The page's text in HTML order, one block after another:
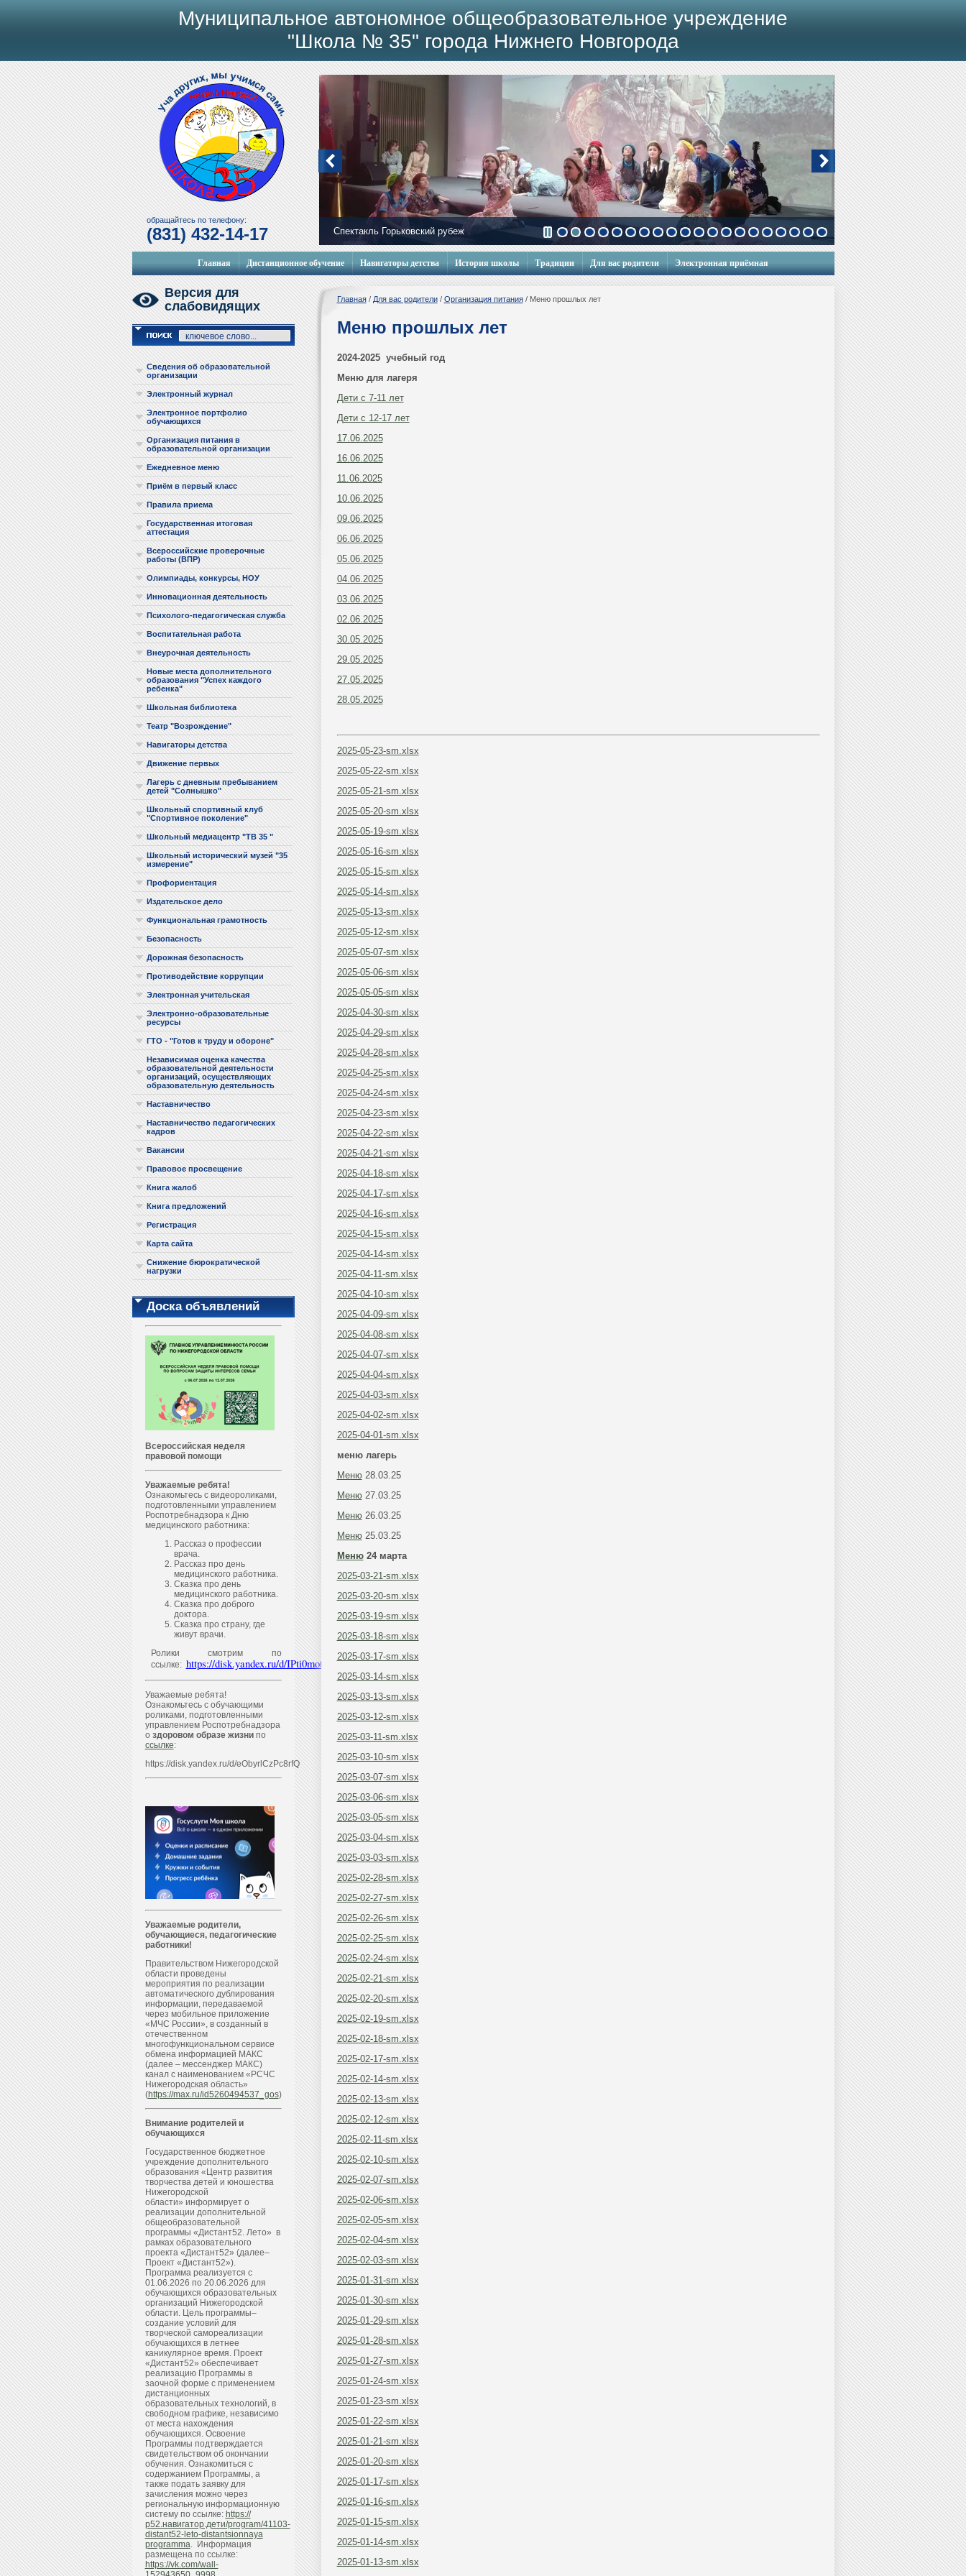
Мобильный городок
обращайтесь по телефону:
(831) 432-14-17
Муниципальное автономное общеобразовательное учреждение
"Школа № 35" города Нижнего Новгорода
Главная Дистанционное обучение Навигаторы детства История школы Традиции Для вас родители Электронная приёмная
Версия для
слабовидящих
Сведения об образовательной
организации
Электронный журнал
Электронное портфолио
обучающихся
Организация питания в
образовательной организации
Ежедневное меню
Приём в первый класс
Правила приема
Государственная итоговая
аттестация
Всероссийские проверочные
работы (ВПР)
Олимпиады, конкурсы, НОУ
Инновационная деятельность
Психолого-педагогическая служба
Воспитательная работа
Внеурочная деятельность
Новые места дополнительного
образования "Успех каждого
ребенка"
Школьная библиотека
Театр "Возрождение"
Навигаторы детства
Движение первых
Лагерь с дневным пребыванием
детей "Солнышко"
Школьный спортивный клуб
"Спортивное поколение"
Школьный медиацентр "ТВ 35 "
Школьный исторический музей "35
измерение"
Профориентация
Издательское дело
Функциональная грамотность
Безопасность
Дорожная безопасность
Противодействие коррупции
Электронная учительская
Электронно-образовательные
ресурсы
ГТО - "Готов к труду и обороне"
Независимая оценка качества
образовательной деятельности
организаций, осуществляющих
образовательную деятельность
Наставничество
Наставничество педагогических
кадров
Вакансии
Правовое просвещение
Книга жалоб
Книга предложений
Регистрация
Карта сайта
Снижение бюрократической
нагрузки
Доска объявлений
Всероссийская неделя
правовой помощи
Уважаемые ребята!
Ознакомьтесь с видеороликами,
подготовленными управлением
Роспотребнадзора к Дню
медицинского работника:
Рассказ о профессии
врача.
Рассказ про день
медицинского работника.
Сказка про день
медицинского работника.
Сказка про доброго
доктора.
Сказка про страну, где
живут врачи.
Ролики смотрим по
ссылке: https://disk.yandex.ru/d/IPti0motQ4QhYQ
Уважаемые ребята!
Ознакомьтесь с обучающими
роликами, подготовленными
управлением Роспотребнадзора
о здоровом образе жизнипо
ссылке:
https://disk.yandex.ru/d/eObyrlCzPc8rfQ
Уважаемые родители,
обучающиеся, педагогические
работники!
Правительством Нижегородской
области проведены
мероприятия по реализации
автоматического дублирования
информации, передаваемой
через мобильное приложение
«МЧС России», в созданный в
отечественном
многофункциональном сервисе
обмена информацией МАКС
(далее – мессенджер МАКС)
канал с наименованием «РСЧС
Нижегородская область»
(https://max.ru/id5260494537_gos)
Внимание родителей и
обучающихся
Государственное бюджетное
учреждение дополнительного
образования «Центр развития
творчества детей и юношества
Нижегородской
области» информирует о
реализации дополнительной
общеобразовательной
программы «Дистант52. Лето» в
рамках образовательного
проекта «Дистант52» (далее–
Проект «Дистант52»).
Программа реализуется с
01.06.2026 по 20.06.2026 для
обучающихся образовательных
организаций Нижегородской
области. Цель программы–
создание условий для
творческой самореализации
обучающихся в летнее
каникулярное время. Проект
«Дистант52» обеспечивает
реализацию Программы в
заочной форме с применением
дистанционных
образовательных технологий, в
свободном графике, независимо
от места нахождения
обучающихся. Освоение
Программы подтверждается
свидетельством об окончании
обучения. Ознакомиться с
содержанием Программы, а
также подать заявку для
зачисления можно через
региональную информационную
систему по ссылке: https://
р52.навигатор.дети/program/41103-
distant52-leto-distantsionnaya
programma. Информация
размещена по ссылке:
https://vk.com/wall-
Главная/ Для вас родители/ Организация питания/ Меню прошлых лет
Меню прошлых лет
2024-2025 учебный год
Меню для лагеря
Дети с 7-11 лет
Дети с 12-17 лет
17.06.2025
16.06.2025
11.06.2025
10.06.2025
09.06.2025
06.06.2025
05.06.2025
04.06.2025
03.06.2025
02.06.2025
30.05.2025
29.05.2025
27.05.2025
28.05.2025
2025-05-23-sm.xlsx
2025-05-22-sm.xlsx
2025-05-21-sm.xlsx
2025-05-20-sm.xlsx
2025-05-19-sm.xlsx
2025-05-16-sm.xlsx
2025-05-15-sm.xlsx
2025-05-14-sm.xlsx
2025-05-13-sm.xlsx
2025-05-12-sm.xlsx
2025-05-07-sm.xlsx
2025-05-06-sm.xlsx
2025-05-05-sm.xlsx
2025-04-30-sm.xlsx
2025-04-29-sm.xlsx
2025-04-28-sm.xlsx
2025-04-25-sm.xlsx
2025-04-24-sm.xlsx
2025-04-23-sm.xlsx
2025-04-22-sm.xlsx
2025-04-21-sm.xlsx
2025-04-18-sm.xlsx
2025-04-17-sm.xlsx
2025-04-16-sm.xlsx
2025-04-15-sm.xlsx
2025-04-14-sm.xlsx
2025-04-11-sm.xlsx
2025-04-10-sm.xlsx
2025-04-09-sm.xlsx
2025-04-08-sm.xlsx
2025-04-07-sm.xlsx
2025-04-04-sm.xlsx
2025-04-03-sm.xlsx
2025-04-02-sm.xlsx
2025-04-01-sm.xlsx
меню лагерь
Меню28.03.25
Меню27.03.25
Меню26.03.25
Меню25.03.25
Меню24 марта
2025-03-21-sm.xlsx
2025-03-20-sm.xlsx
2025-03-19-sm.xlsx
2025-03-18-sm.xlsx
2025-03-17-sm.xlsx
2025-03-14-sm.xlsx
2025-03-13-sm.xlsx
2025-03-12-sm.xlsx
2025-03-11-sm.xlsx
2025-03-10-sm.xlsx
2025-03-07-sm.xlsx
2025-03-06-sm.xlsx
2025-03-05-sm.xlsx
2025-03-04-sm.xlsx
2025-03-03-sm.xlsx
2025-02-28-sm.xlsx
2025-02-27-sm.xlsx
2025-02-26-sm.xlsx
2025-02-25-sm.xlsx
2025-02-24-sm.xlsx
2025-02-21-sm.xlsx
2025-02-20-sm.xlsx
2025-02-19-sm.xlsx
2025-02-18-sm.xlsx
2025-02-17-sm.xlsx
2025-02-14-sm.xlsx
2025-02-13-sm.xlsx
2025-02-12-sm.xlsx
2025-02-11-sm.xlsx
2025-02-10-sm.xlsx
2025-02-07-sm.xlsx
2025-02-06-sm.xlsx
2025-02-05-sm.xlsx
2025-02-04-sm.xlsx
2025-02-03-sm.xlsx
2025-01-31-sm.xlsx
2025-01-30-sm.xlsx
2025-01-29-sm.xlsx
2025-01-28-sm.xlsx
2025-01-27-sm.xlsx
2025-01-24-sm.xlsx
2025-01-23-sm.xlsx
2025-01-22-sm.xlsx
2025-01-21-sm.xlsx
2025-01-20-sm.xlsx
2025-01-17-sm.xlsx
2025-01-16-sm.xlsx
2025-01-15-sm.xlsx
2025-01-14-sm.xlsx
2025-01-13-sm.xlsx